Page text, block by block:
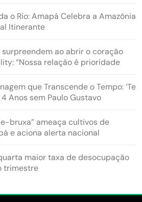
o Rio: Amapá Celebra a Amazônia
Itinerante
ao abrir o coração
“Nossa relação é prioridade
que Transcende o Tempo: ‘Te
4 Anos sem Paulo Gustavo
bruxa” ameaça cultivos de
e aciona alerta nacional
maior taxa de desocupação
trimestre